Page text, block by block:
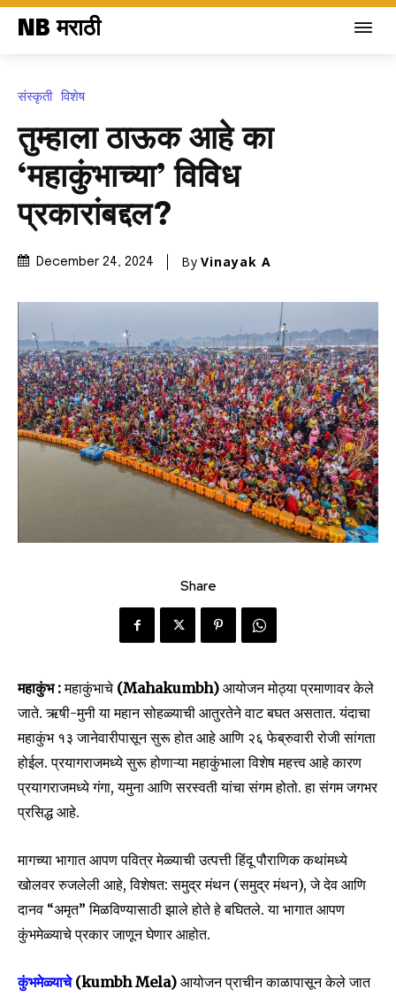
NB मराठी
संस्कृती विशेष
तुम्हाला ठाऊक आहे का
‘महाकुंभाच्या’ विविध
प्रकारांबद्दल?
December 24, 2024 By Vinayak A
Share
महाकुंभ :महाकुंभाचे (Mahakumbh) आयोजन मोठ्या प्रमाणावर केले
जाते. ऋषी-मुनी या महान सोहळ्याची आतुरतेने वाट बघत असतात. यंदाचा
महाकुंभ १३ जानेवारीपासून सुरू होत आहे आणि २६ फेब्रुवारी रोजी सांगता
होईल. प्रयागराजमध्ये सुरू होणाऱ्या महाकुंभाला विशेष महत्त्व आहे कारण
प्रयागराजमध्ये गंगा, यमुना आणि सरस्वती यांचा संगम होतो. हा संगम जगभर
प्रसिद्ध आहे.
मागच्या भागात आपण पवित्र मेळ्याची उत्पत्ती हिंदू पौराणिक कथांमध्ये
खोलवर रुजलेली आहे, विशेषत: समुद्र मंथन (समुद्र मंथन), जे देव आणि
दानव “अमृत” मिळविण्यासाठी झाले होते हे बघितले. या भागात आपण
कुंभमेळ्याचे प्रकार जाणून घेणार आहोत.
कुंभमेळ्याचे (kumbh Mela) आयोजन प्राचीन काळापासून केले जात